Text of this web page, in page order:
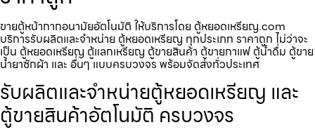
ขายตู้หน้ากากอนามัย​อัตโนมัติ ให้บริการโดย ตู้หยอดเหรียญ.com
บริการรับผลิตและจำหน่าย ตู้หยอดเหรียญ ทุกประเภท ราคาถูก ไม่ว่าจะ
เป็น ตู้หยอดเหรียญ ตู้แลกเหรียญ ตู้ขายสินค้า ตู้ขายกาแฟ ตู้น้ำดื่ม ตู้ขาย
น้ำยาซักผ้า และ อื่นๆ แบบครบวงจร พร้อมจัดส่งทั่วประเทศ
รับผลิตและจำหน่ายตู้หยอดเหรียญ และ
ตู้ขายสินค้าอัตโนมัติ ครบวงจร